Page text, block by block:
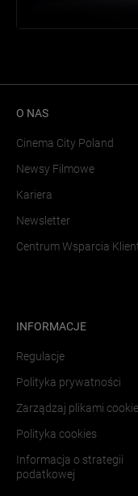
O NAS
Cinema City Poland
Newsy Filmowe
Kariera
Newsletter
Centrum Wsparcia
INFORMACJE
Regulacje
Polityka prywatności
Zarządzaj plikami
Polityka cookies
Informacja o strategii
podatkowej